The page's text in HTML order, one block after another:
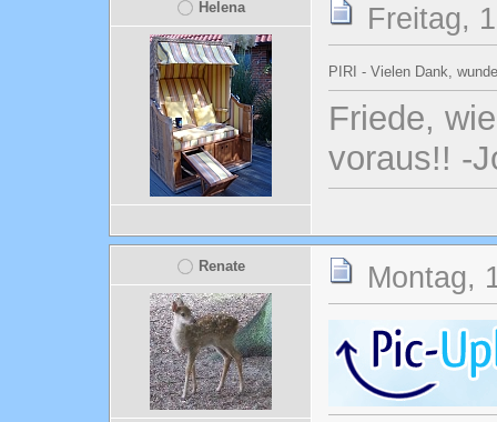
Helena Freitag,
PIRI - Vielen Dank,
Friede,
voraus!! -
Renate Montag,